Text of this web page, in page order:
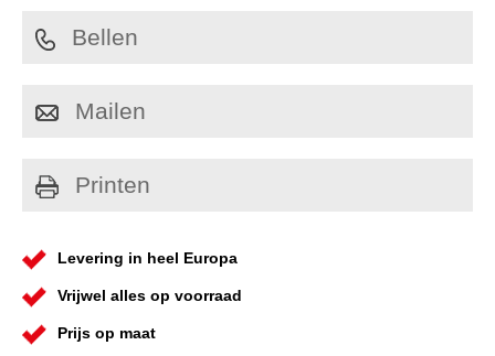
Bellen
Mailen
Printen
Levering in heel Europa
Vrijwel alles op voorraad
Prijs op maat